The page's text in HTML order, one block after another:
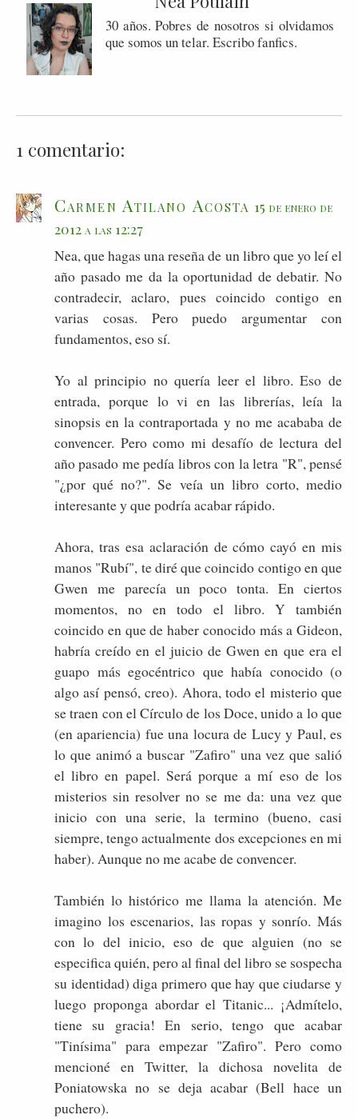
30 años. Pobres de nosotros si olvidamos
que somos un telar. Escribo fanfics.
1 comentario:
Carmen Atilano Acosta 15 de enero de
2012 a las 12:27
Nea, que hagas una reseña de un libro que yo leí el
año pasado me da la oportunidad de debatir. No
contradecir, aclaro, pues coincido contigo en
varias cosas. Pero puedo argumentar con
fundamentos, eso sí.
Yo al principio no quería leer el libro. Eso de
entrada, porque lo vi en las librerías, leía la
sinopsis en la contraportada y no me acababa de
convencer. Pero como mi desafío de lectura del
año pasado me pedía libros con la letra "R", pensé
"¿por qué no?". Se veía un libro corto, medio
interesante y que podría acabar rápido.
Ahora, tras esa aclaración de cómo cayó en mis
manos "Rubí", te diré que coincido contigo en que
Gwen me parecía un poco tonta. En ciertos
momentos, no en todo el libro. Y también
coincido en que de haber conocido más a Gideon,
habría creído en el juicio de Gwen en que era el
guapo más egocéntrico que había conocido (o
algo así pensó, creo). Ahora, todo el misterio que
se traen con el Círculo de los Doce, unido a lo que
(en apariencia) fue una locura de Lucy y Paul, es
lo que animó a buscar "Zafiro" una vez que salió
el libro en papel. Será porque a mí eso de los
misterios sin resolver no se me da: una vez que
inicio con una serie, la termino (bueno, casi
siempre, tengo actualmente dos excepciones en mi
haber). Aunque no me acabe de convencer.
También lo histórico me llama la atención. Me
imagino los escenarios, las ropas y sonrío. Más
con lo del inicio, eso de que alguien (no se
especifica quién, pero al final del libro se sospecha
su identidad) diga primero que hay que ciudarse y
luego proponga abordar el Titanic... ¡Admítelo,
tiene su gracia! En serio, tengo que acabar
"Tinísima" para empezar "Zafiro". Pero como
mencioné en Twitter, la dichosa novelita de
Poniatowska no se deja acabar (Bell hace un
puchero).